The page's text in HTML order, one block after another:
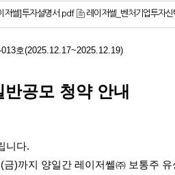
저쎌]투자설명서.pdf 레이저쎌_벤처기업투자
호(2025.12.17~2025.12.19)
공모 청약 안내
니다.
(금)까지 양일간 레이저쎌㈜ 보통주 유